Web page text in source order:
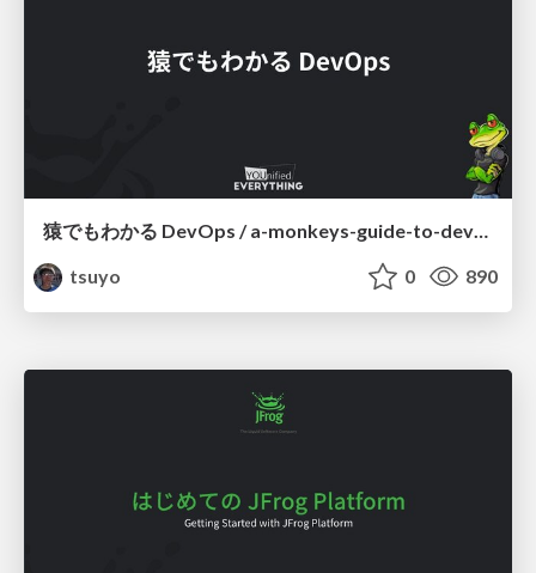
猿でもわかる DevOps / a-monkeys-guide-to-devops
tsuyo
0 890